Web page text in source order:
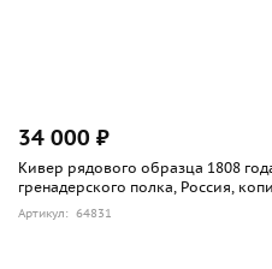
34 000 ₽
Кивер рядового образца 1808
гренадерского полка, Россия,
Артикул: 64831